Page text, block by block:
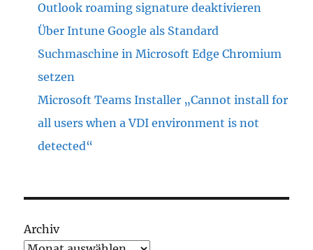
Outlook roaming signature deaktivieren
Über Intune Google als Standard
Suchmaschine in Microsoft Edge Chromium
setzen
Microsoft Teams Installer „Cannot install for
all users when a VDI environment is not
detected“
Archiv